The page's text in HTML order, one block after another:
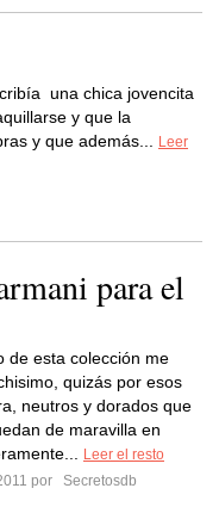
una chica jovencita
y que la
y que además...
Leer
para el
de esta colección me
quizás por esos
neutros y dorados que
de maravilla en
Leer el resto
por
Secretosdb